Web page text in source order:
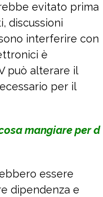
evitato prima
discussioni
interferire con
è
può alterare il
per il
mangiare per d
essere
dipendenza e